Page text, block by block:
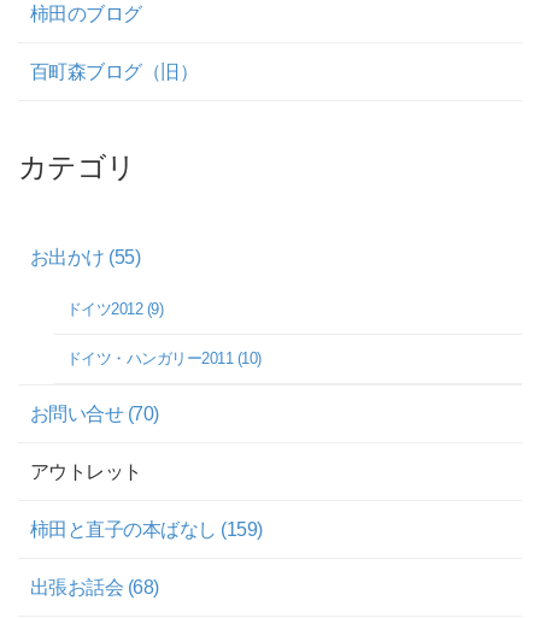
柿田のブログ
百町森ブログ（旧）
カテゴリ
お出かけ (55)
ドイツ2012 (9)
ドイツ・ハンガリー2011 (10)
お問い合せ (70)
アウトレット
柿田と直子の本ばなし (159)
出張お話会 (68)